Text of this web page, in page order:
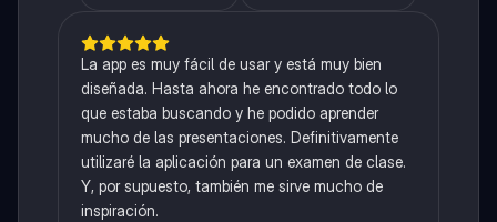
La app es muy fácil de usar y está muy bien
diseñada. Hasta ahora he encontrado todo lo
que estaba buscando y he podido aprender
mucho de las presentaciones. Definitivamente
utilizaré la aplicación para un examen de clase.
Y, por supuesto, también me sirve mucho de
inspiración.